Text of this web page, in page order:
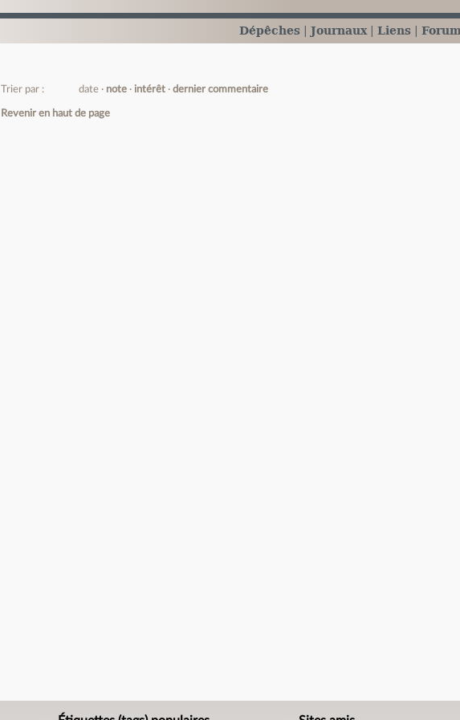
Dépêches Journaux Liens
Trier par : date note intérêt dernier commentaire
Revenir en haut de page